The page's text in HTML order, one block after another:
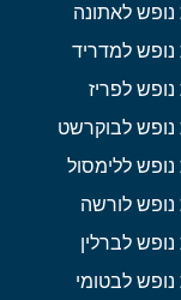
נופש לאתונה
נופש למדריד
לפריז
נופש לבוקרשט
נופש ללימסול
נופש לורשה
לברלין
נופש לבטומי